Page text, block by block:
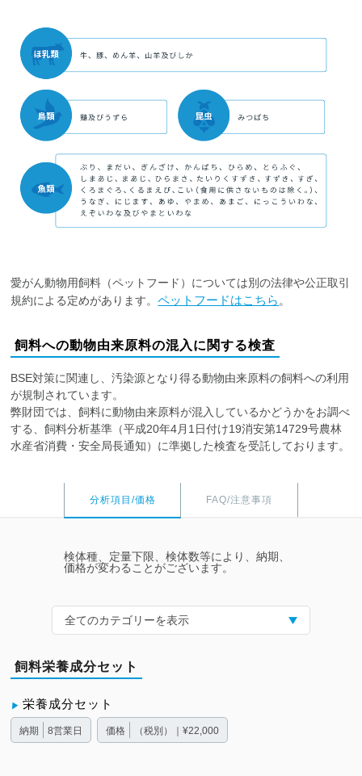
愛がん動物用飼料（ペットフード）については別の法律や公正取引
規約による定めがあります。ペットフードはこちら。
飼料への動物由来原料の混入に関する検査
BSE対策に関連し、汚染源となり得る動物由来原料の飼料への利用
が規制されています。
弊財団では、飼料に動物由来原料が混入しているかどうかをお調べ
する、飼料分析基準（平成20年4月1日付け19消安第14729号農林
水産省消費・安全局長通知）に準拠した検査を受託しております。
分析項目/価格 FAQ/注意事項
検体種、定量下限、検体数等により、納期、
価格が変わることがございます。
全てのカテゴリーを表示
飼料栄養成分セット
栄養成分セット
納期 8営業日 価格 （税別）｜¥22,000